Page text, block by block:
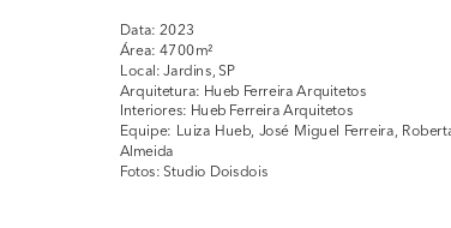
Data: 2023
Área: 4700m²
Local: Jardins, SP
Arquitetura: Hueb Ferreira Arquitetos
Interiores: Hueb Ferreira Arquitetos
Equipe: Luiza Hueb, José Miguel Ferreira,
Almeida
Fotos: Studio Doisdois